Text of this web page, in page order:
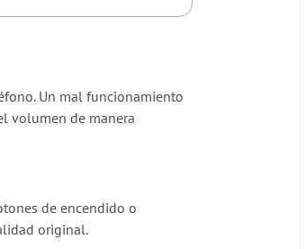
Un mal funcionamiento
volumen de manera
de encendido o
original.